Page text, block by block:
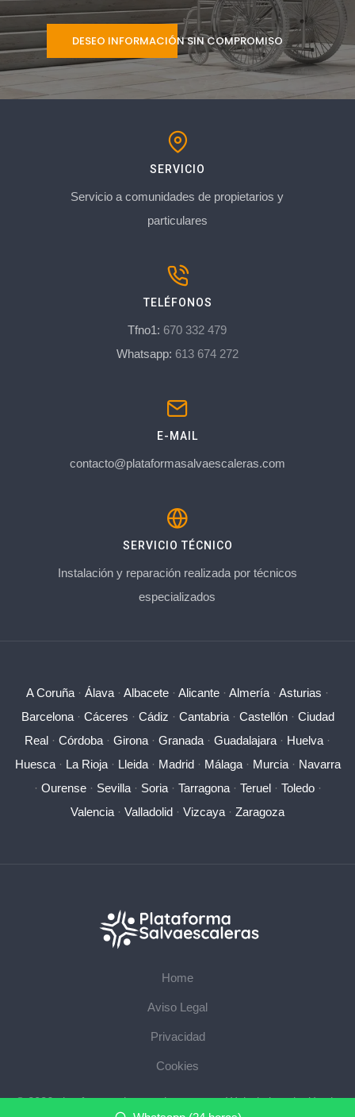
DESEO INFORMACIÓN SIN COMPROMISO
SERVICIO
Servicio a comunidades de propietarios y
particulares
TELÉFONOS
Tfno1: 670 332 479
Whatsapp: 613 674 272
E-MAIL
contacto@plataformasalvaescaleras.com
SERVICIO TÉCNICO
Instalación y reparación realizada por técnicos
especializados
A Coruña · Álava · Albacete · Alicante · Almería · Asturias ·
Barcelona· Cáceres · Cádiz · Cantabria· Castellón· Ciudad
Real · Córdoba · Girona · Granada · Guadalajara · Huelva ·
Huesca· La Rioja· Lleida· Madrid· Málaga· Murcia· Navarra
· Ourense· Sevilla· Soria· Tarragona· Teruel· Toledo·
Valencia · Valladolid · Vizcaya · Zaragoza
Home
Aviso Legal
Privacidad
Cookies
© 2026 plataformasalvaescaleras.com · Web de instalación de